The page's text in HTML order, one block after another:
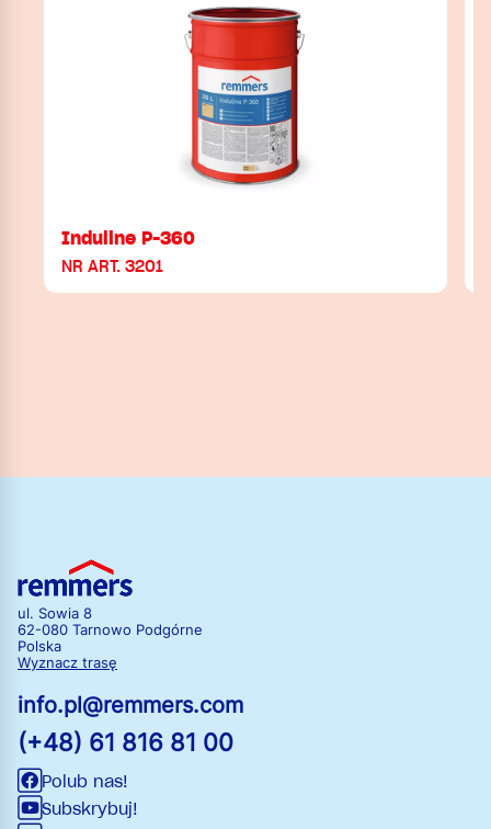
Induline P-360
NR ART. 3201
ul. Sowia 8
62-080 Tarnowo Podgórne
Polska
Wyznacz trasę
info.pl@remmers.com
(+48) 61 816 81 00
Polub nas!
Subskrybuj!